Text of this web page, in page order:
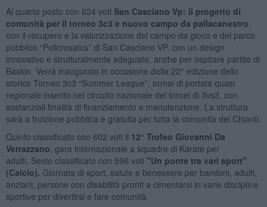
Al quarto posto con 624 voti San Casciano Vp: il progetto di
comunità per il torneo 3c3 e nuovo campo da pallacanestro
con il recupero e la valorizzazione del campo da gioco e del parco
pubblico “Policrosalus” di San Casciano VP, con un design
innovativo e strutturalmente adeguato, anche per ospitare partite di
Baskin. Verrà inaugurato in occasione della 22° edizione dello
storico Torneo 3c3 “Summer League”, ormai di portata quasi
regionale inserito nel circuito nazionale dei tornei di 3vs3, con
sostanziali finalità di finanziamento e manutenzione. La struttura
sarà a fruizione pubblica e gratuita per tutta la comunità del Chianti.
Quinto classificato con 602 voti il 12° Trofeo Giovanni Da
Verrazzano , gara internazionale a squadre di Karate per
adulti. Sesto classificato con 596 voti "Un ponte tra vari sport"
(Calcio). Giornata di sport, salute e benessere per bambini, adulti,
anziani, persone con disabilità pronti a cimentarsi in varie discipline
sportive per divertirsi e fare comunità.